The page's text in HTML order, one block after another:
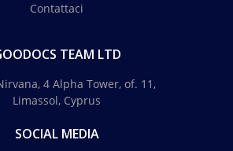
Contattaci
TEAM LTD
4 Alpha Tower, of. 11,
Limassol, Cyprus
SOCIAL MEDIA